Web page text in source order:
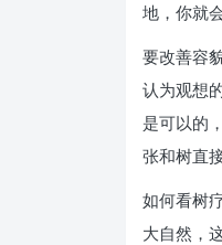
地，你就
要改善容
认为观想
是可以的
张和树直
如何看树
大自然，